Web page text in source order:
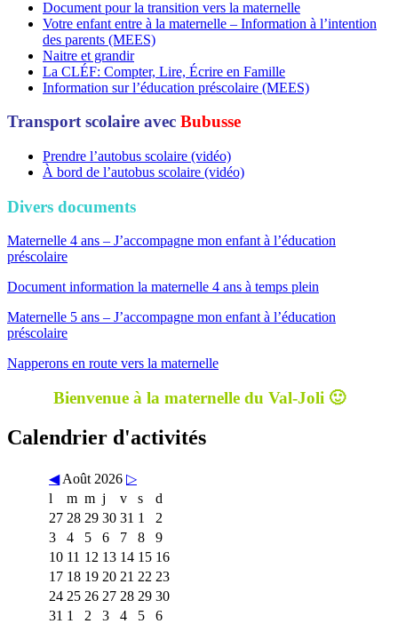
Document pour la transition vers la maternelle
Votre enfant entre à la maternelle – Information à l’intention
des parents (MEES)
Naitre et grandir
La CLÉF: Compter, Lire, Écrire en Famille
Information sur l’éducation préscolaire (MEES)
Transport scolaire avec Bubusse
Prendre l’autobus scolaire (vidéo)
À bord de l’autobus scolaire (vidéo)
Divers documents
Maternelle 4 ans – J’accompagne mon enfant à l’éducation
préscolaire
Document information la maternelle 4 ans à temps plein
Maternelle 5 ans – J’accompagne mon enfant à l’éducation
préscolaire
Napperons en route vers la maternelle
Bienvenue à la maternelle du Val-Joli 🙂
Calendrier d'activités
◀ Août 2026 ▷
l
m m j v s
d
27 28 29 30 31 1
2
3
4 5 6 7 8
9
10 11 12 13 14 15 16
17 18 19 20 21 22 23
24 25 26 27 28 29 30
31 1 2 3 4 5 6